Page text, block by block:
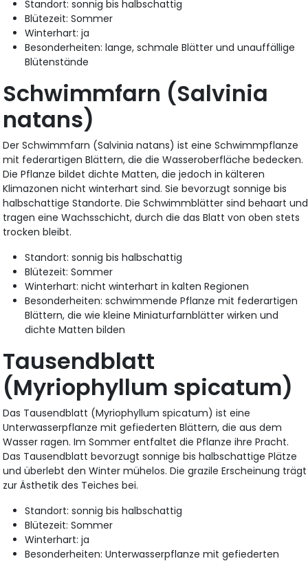
Standort: sonnig bis halbschattig
Blütezeit: Sommer
Winterhart: ja
Besonderheiten: lange, schmale Blätter und unauffällige
Blütenstände
Schwimmfarn (Salvinia
natans)
Der Schwimmfarn (Salvinia natans) ist eine Schwimmpflanze
mit federartigen Blättern, die die Wasseroberfläche bedecken.
Die Pflanze bildet dichte Matten, die jedoch in kälteren
Klimazonen nicht winterhart sind. Sie bevorzugt sonnige bis
halbschattige Standorte. Die Schwimmblätter sind behaart und
tragen eine Wachsschicht, durch die das Blatt von oben stets
trocken bleibt.
Standort: sonnig bis halbschattig
Blütezeit: Sommer
Winterhart: nicht winterhart in kalten Regionen
Besonderheiten: schwimmende Pflanze mit federartigen
Blättern, die wie kleine Miniaturfarnblätter wirken und
dichte Matten bilden
Tausendblatt
(Myriophyllum spicatum)
Das Tausendblatt (Myriophyllum spicatum) ist eine
Unterwasserpflanze mit gefiederten Blättern, die aus dem
Wasser ragen. Im Sommer entfaltet die Pflanze ihre Pracht.
Das Tausendblatt bevorzugt sonnige bis halbschattige Plätze
und überlebt den Winter mühelos. Die grazile Erscheinung trägt
zur Ästhetik des Teiches bei.
Standort: sonnig bis halbschattig
Blütezeit: Sommer
Winterhart: ja
Besonderheiten: Unterwasserpflanze mit gefiederten